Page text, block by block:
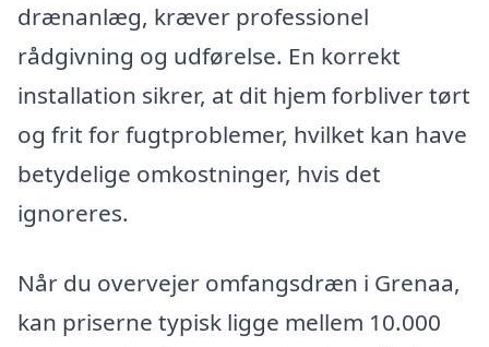
drænanlæg, kræver professionel
rådgivning og udførelse. En korrekt
installation sikrer, at dit hjem forbliver tørt
og frit for fugtproblemer, hvilket kan have
betydelige omkostninger, hvis det
ignoreres.
Når du overvejer omfangsdræn i Grenaa,
kan priserne typisk ligge mellem 10.000